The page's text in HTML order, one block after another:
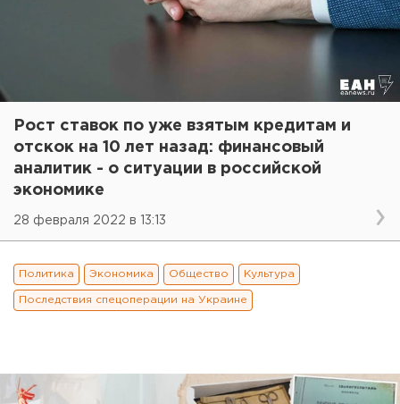
Рост ставок по уже взятым кредитам и
отскок на 10 лет назад: финансовый
аналитик - о ситуации в российской
экономике
28 февраля 2022 в 13:13
Политика Экономика Общество Культура
Последствия спецоперации на Украине